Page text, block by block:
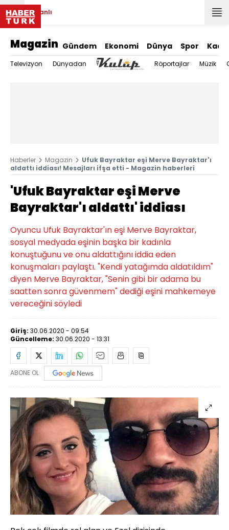
Canlı
Magazin Gündem Ekonomi Dünya Spor
Televizyon Dünyadan Röportajlar Müzik
Haberler Magazin
Ufuk Bayraktar eşi Merve Bayraktar'ı
aldattı iddiası! Mesajları ifşa etti - Magazin haberleri
'Ufuk Bayraktar eşi Merve
Bayraktar'ı aldattı' iddiası
Oyuncu Ufuk Bayraktar'ın eşi Merve Bayraktar,
sosyal medyada eşinin başka bir kadınla
konuştuğunu ve onu aldattığını iddia eden
konuşmaları paylaştı. "Kendi yatağımda aldatıldım"
diyen Merve Bayraktar, "Senin gibi bir adama bu
saatten sonra güvenmem" dediği eşini mahkemeye
vereceğini söyledi
Giriş: 30.06.2020 - 09:54
Güncelleme: 30.06.2020 - 13:31
ABONE OL